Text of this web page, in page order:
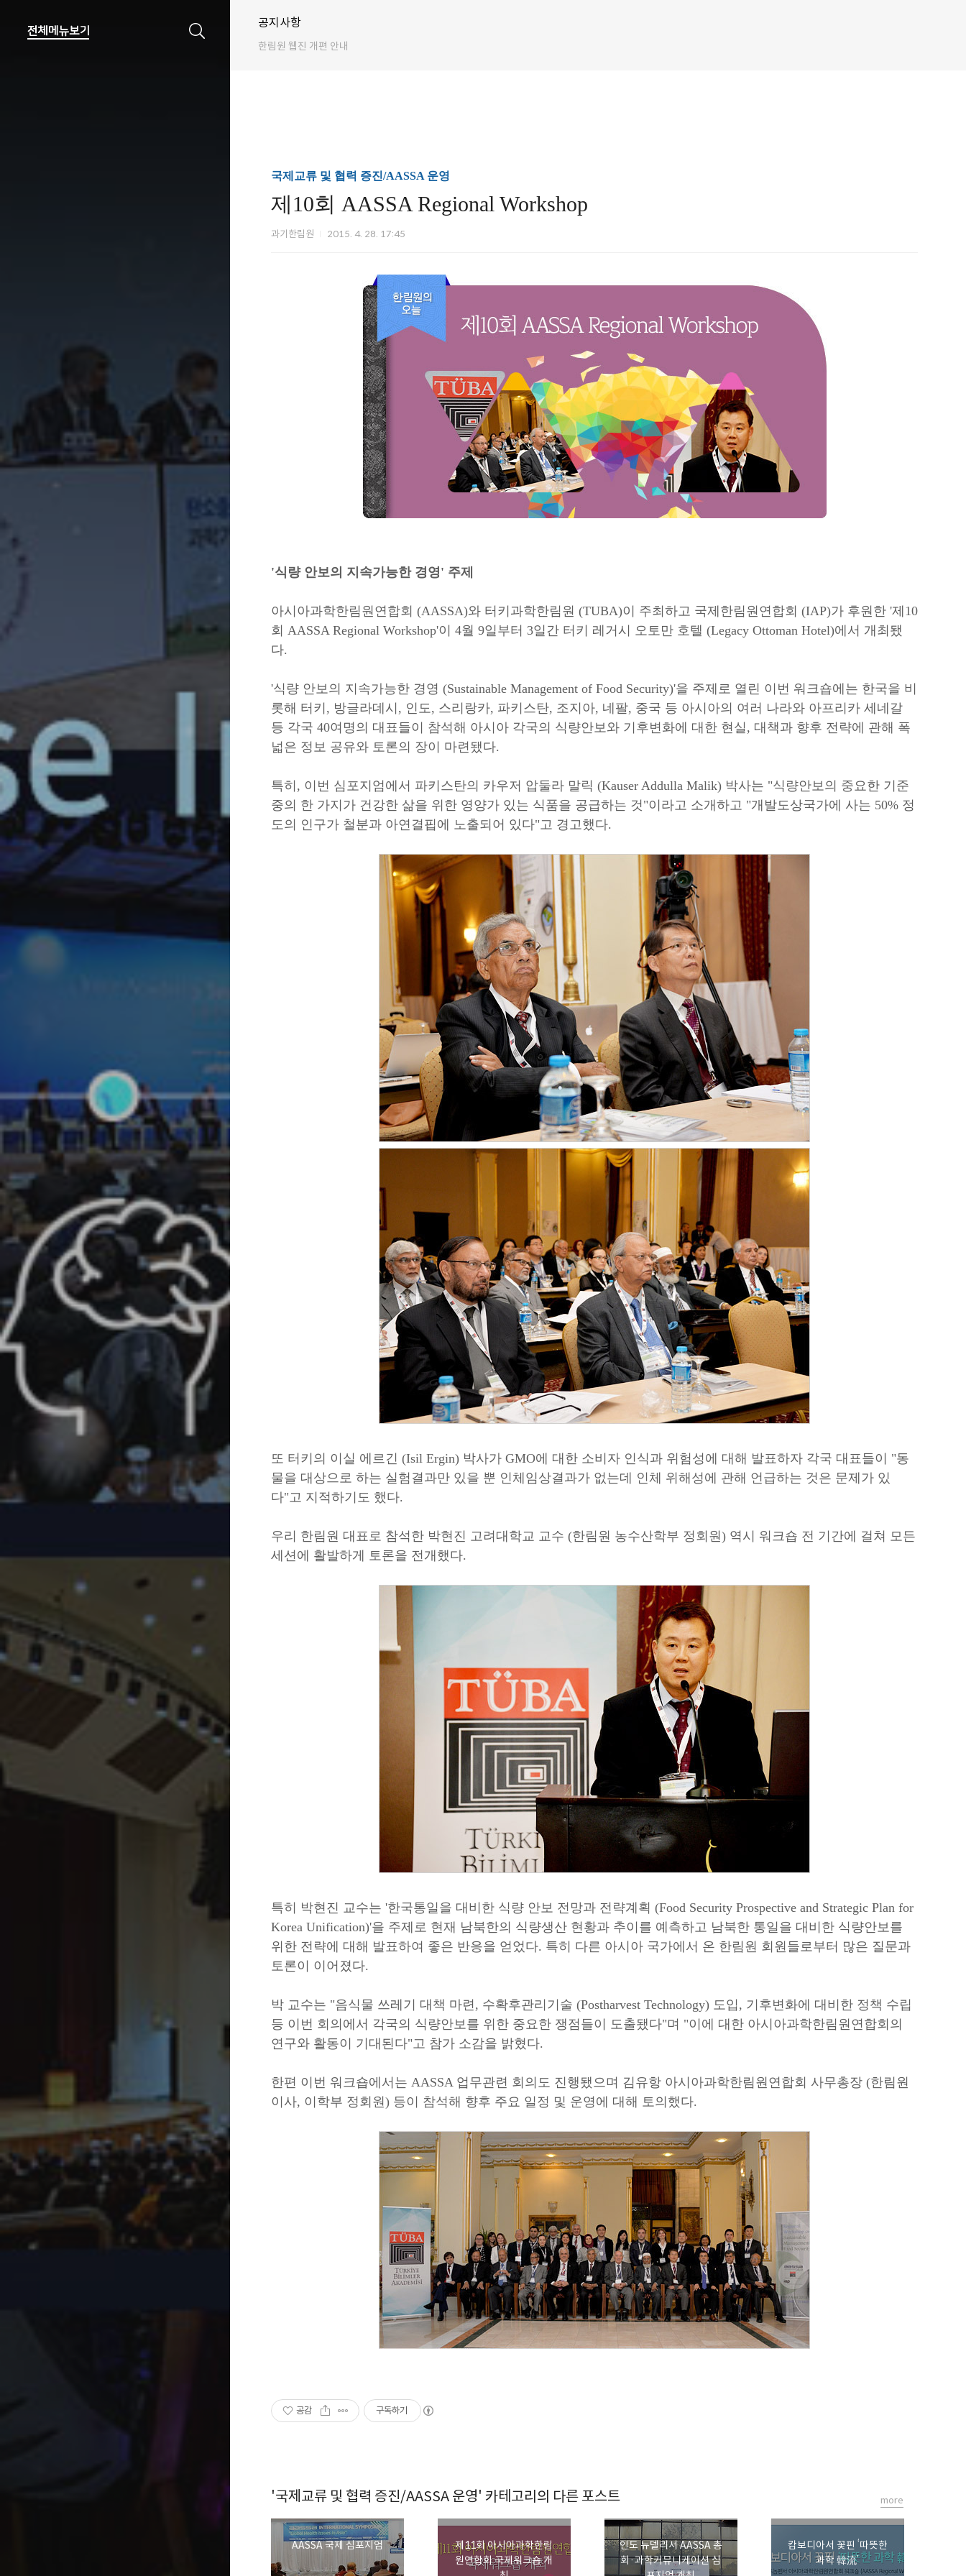
공지사항
한림원 웹진 개편 안내
국제교류 및 협력 증진/AASSA 운영
제10회 AASSA Regional Workshop
과기한림원 2015. 4. 28. 17:45
'식량 안보의 지속가능한 경영' 주제
아시아과학한림원연합회 (AASSA)와 터키과학한림원 (TUBA)이 주최하고 국제한림원연합회 (IAP)가 후원한 '제10
회 AASSA Regional Workshop'이 4월 9일부터 3일간 터키 레거시 오토만 호텔 (Legacy Ottoman Hotel)에서 개최됐
다.
'식량 안보의 지속가능한 경영 (Sustainable Management of Food Security)'을 주제로 열린 이번 워크숍에는 한국을 비
롯해 터키, 방글라데시, 인도, 스리랑카, 파키스탄, 조지아, 네팔, 중국 등 아시아의 여러 나라와 아프리카 세네갈
등 각국 40여명의 대표들이 참석해 아시아 각국의 식량안보와 기후변화에 대한 현실, 대책과 향후 전략에 관해 폭
넓은 정보 공유와 토론의 장이 마련됐다.
특히, 이번 심포지엄에서 파키스탄의 카우저 압둘라 말릭 (Kauser Addulla Malik) 박사는 "식량안보의 중요한 기준
중의 한 가지가 건강한 삶을 위한 영양가 있는 식품을 공급하는 것"이라고 소개하고 "개발도상국가에 사는 50% 정
도의 인구가 철분과 아연결핍에 노출되어 있다"고 경고했다.
또 터키의 이실 에르긴 (Isil Ergin) 박사가 GMO에 대한 소비자 인식과 위험성에 대해 발표하자 각국 대표들이 "동
물을 대상으로 하는 실험결과만 있을 뿐 인체임상결과가 없는데 인체 위해성에 관해 언급하는 것은 문제가 있
다"고 지적하기도 했다.
우리 한림원 대표로 참석한 박현진 고려대학교 교수 (한림원 농수산학부 정회원) 역시 워크숍 전 기간에 걸쳐 모든
세션에 활발하게 토론을 전개했다.
특히 박현진 교수는 '한국통일을 대비한 식량 안보 전망과 전략계획 (Food Security Prospective and Strategic Plan for
Korea Unification)'을 주제로 현재 남북한의 식량생산 현황과 추이를 예측하고 남북한 통일을 대비한 식량안보를
위한 전략에 대해 발표하여 좋은 반응을 얻었다. 특히 다른 아시아 국가에서 온 한림원 회원들로부터 많은 질문과
토론이 이어졌다.
박 교수는 "음식물 쓰레기 대책 마련, 수확후관리기술 (Postharvest Technology) 도입, 기후변화에 대비한 정책 수립
등 이번 회의에서 각국의 식량안보를 위한 중요한 쟁점들이 도출됐다"며 "이에 대한 아시아과학한림원연합회의
연구와 활동이 기대된다"고 참가 소감을 밝혔다.
한편 이번 워크숍에서는 AASSA 업무관련 회의도 진행됐으며 김유항 아시아과학한림원연합회 사무총장 (한림원
이사, 이학부 정회원) 등이 참석해 향후 주요 일정 및 운영에 대해 토의했다.
공감 구독하기
'국제교류 및 협력 증진/AASSA 운영' 카테고리의 다른 포스트
AASSA 국제 심포지엄
제11회 아시아과학한림
원연합회 국제워크숍 개
인도 뉴델리서 AASSA 총
회·과학커뮤니케이션 심
캄보디아서 꽃핀 ‘따뜻한
과학 韓流’
more